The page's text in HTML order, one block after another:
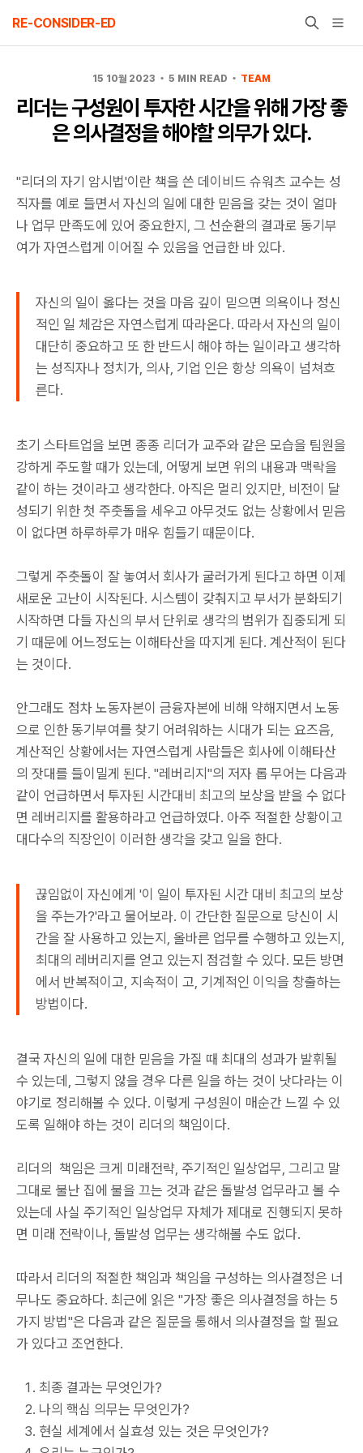
Skip
RE-CONSIDER-ED
15 10월 2023 5 MIN READ TEAM
리더는 구성원이 투자한 시간을 위해 가장 좋
은 의사결정을 해야할 의무가 있다.
"리더의 자기 암시법'이란 책을 쓴 데이비드 슈워츠 교수는 성
직자를 예로 들면서 자신의 일에 대한 믿음을 갖는 것이 얼마
나 업무 만족도에 있어 중요한지, 그 선순환의 결과로 동기부
여가 자연스럽게 이어질 수 있음을 언급한 바 있다.
자신의 일이 옳다는 것을 마음 깊이 믿으면 의욕이나 정신
적인 일 체감은 자연스럽게 따라온다. 따라서 자신의 일이
대단히 중요하고 또 한 반드시 해야 하는 일이라고 생각하
는 성직자나 정치가, 의사, 기업 인은 항상 의욕이 넘쳐흐
른다.
초기 스타트업을 보면 종종 리더가 교주와 같은 모습을 팀원을
강하게 주도할 때가 있는데, 어떻게 보면 위의 내용과 맥락을
같이 하는 것이라고 생각한다. 아직은 멀리 있지만, 비전이 달
성되기 위한 첫 주춧돌을 세우고 아무것도 없는 상황에서 믿음
이 없다면 하루하루가 매우 힘들기 때문이다.
그렇게 주춧돌이 잘 놓여서 회사가 굴러가게 된다고 하면 이제
새로운 고난이 시작된다. 시스템이 갖춰지고 부서가 분화되기
시작하면 다들 자신의 부서 단위로 생각의 범위가 집중되게 되
기 때문에 어느정도는 이해타산을 따지게 된다. 계산적이 된다
는 것이다.
안그래도 점차 노동자본이 금융자본에 비해 약해지면서 노동
으로 인한 동기부여를 찾기 어려워하는 시대가 되는 요즈음,
계산적인 상황에서는 자연스럽게 사람들은 회사에 이해타산
의 잣대를 들이밀게 된다. "레버리지"의 저자 롭 무어는 다음과
같이 언급하면서 투자된 시간대비 최고의 보상을 받을 수 없다
면 레버리지를 활용하라고 언급하였다. 아주 적절한 상황이고
대다수의 직장인이 이러한 생각을 갖고 일을 한다.
끊임없이 자신에게 '이 일이 투자된 시간 대비 최고의 보상
을 주는가?'라고 물어보라. 이 간단한 질문으로 당신이 시
간을 잘 사용하고 있는지, 올바른 업무를 수행하고 있는지,
최대의 레버리지를 얻고 있는지 점검할 수 있다. 모든 방면
에서 반복적이고, 지속적이 고, 기계적인 이익을 창출하는
방법이다.
결국 자신의 일에 대한 믿음을 가질 때 최대의 성과가 발휘될
수 있는데, 그렇지 않을 경우 다른 일을 하는 것이 낫다라는 이
야기로 정리해볼 수 있다. 이렇게 구성원이 매순간 느낄 수 있
도록 일해야 하는 것이 리더의 책임이다.
리더의 책임은 크게 미래전략, 주기적인 일상업무, 그리고 말
그대로 불난 집에 불을 끄는 것과 같은 돌발성 업무라고 볼 수
있는데 사실 주기적인 일상업무 자체가 제대로 진행되지 못하
면 미래 전략이나, 돌발성 업무는 생각해볼 수도 없다.
따라서 리더의 적절한 책임과 책임을 구성하는 의사결정은 너
무나도 중요하다. 최근에 읽은 "가장 좋은 의사결정을 하는 5
가지 방법"은 다음과 같은 질문을 통해서 의사결정을 할 필요
가 있다고 조언한다.
최종 결과는 무엇인가?
나의 핵심 의무는 무엇인가?
현실 세계에서 실효성 있는 것은 무엇인가?